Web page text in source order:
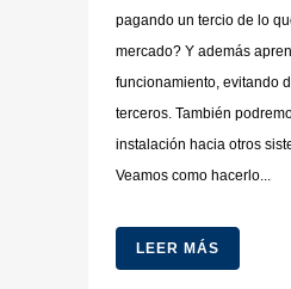
pagando un tercio de lo
mercado? Y además
funcionamiento, evitando
terceros. También
instalación hacia otros
Veamos como hacerlo...
LEER MÁS